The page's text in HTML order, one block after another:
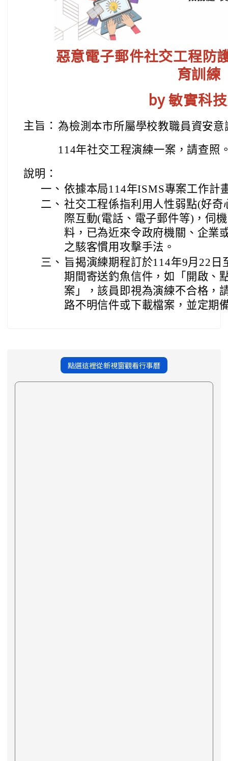
惡意電子郵件社交工程防
育訓練
by 敏實科
主旨： 為檢測本市所屬學校教職員資安
114年社交工程演練一案，請查照
說明：
一、 依據本局114年ISMS專案工作計
二、 社交工程係指利用人性弱點(好
際互動(電話、電子郵件等)，伺
料，已為近來令政府機關、企業
之駭客慣用攻擊手法。
三、 旨揭演練期程訂於114年9月22日
期間寄送釣魚信件，如「開啟、
案」，該員即視為演練不合格，
路不明信件或下載檔案，並定期
點選這裡從新視窗觀看行事曆